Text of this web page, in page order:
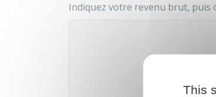
Indiquez votre revenu brut, puis
This